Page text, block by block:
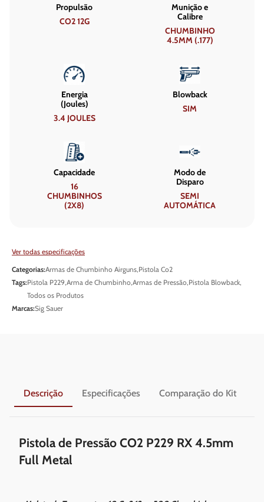
Propulsão
CO2 12G
Munição e
Calibre
CHUMBINHO
4.5MM (.177)
Energia
(Joules)
3.4 JOULES
Blowback
SIM
Capacidade
16
CHUMBINHOS
(2X8)
Modo de
Disparo
SEMI
AUTOMÁTICA
Ver todas especificações
Categorias:Armas de Chumbinho Airguns,Pistola Co2
Tags:Pistola P229,Arma de Chumbinho,Armas de Pressão,Pistola Blowback,
Todos os Produtos
Marcas:Sig Sauer
Descrição Especificações Comparação do Kit
Pistola de Pressão CO2 P229 RX 4.5mm
Full Metal